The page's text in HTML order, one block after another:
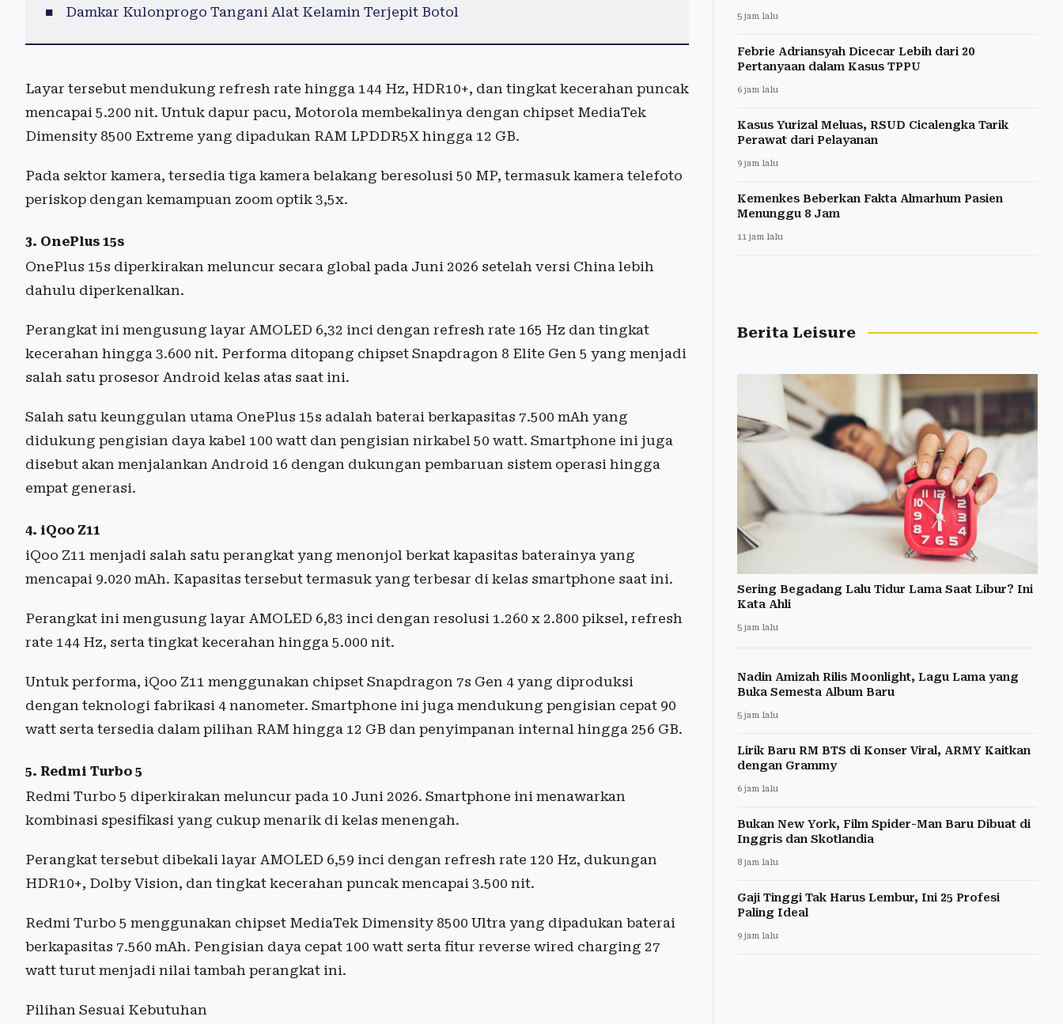
Damkar Kulonprogo Tangani Alat Kelamin Terjepit Botol
Layar tersebut mendukung refresh rate hingga 144 Hz, HDR10+, dan tingkat kecerahan puncak
mencapai 5.200 nit. Untuk dapur pacu, Motorola membekalinya dengan chipset MediaTek
Dimensity 8500 Extreme yang dipadukan RAM LPDDR5X hingga 12 GB.
Pada sektor kamera, tersedia tiga kamera belakang beresolusi 50 MP, termasuk kamera telefoto
periskop dengan kemampuan zoom optik 3,5x.
3. OnePlus 15s
OnePlus 15s diperkirakan meluncur secara global pada Juni 2026 setelah versi China lebih
dahulu diperkenalkan.
Perangkat ini mengusung layar AMOLED 6,32 inci dengan refresh rate 165 Hz dan tingkat
kecerahan hingga 3.600 nit. Performa ditopang chipset Snapdragon 8 Elite Gen 5 yang menjadi
salah satu prosesor Android kelas atas saat ini.
Salah satu keunggulan utama OnePlus 15s adalah baterai berkapasitas 7.500 mAh yang
didukung pengisian daya kabel 100 watt dan pengisian nirkabel 50 watt. Smartphone ini juga
disebut akan menjalankan Android 16 dengan dukungan pembaruan sistem operasi hingga
empat generasi.
4. iQoo Z11
iQoo Z11 menjadi salah satu perangkat yang menonjol berkat kapasitas baterainya yang
mencapai 9.020 mAh. Kapasitas tersebut termasuk yang terbesar di kelas smartphone saat ini.
Perangkat ini mengusung layar AMOLED 6,83 inci dengan resolusi 1.260 x 2.800 piksel, refresh
rate 144 Hz, serta tingkat kecerahan hingga 5.000 nit.
Untuk performa, iQoo Z11 menggunakan chipset Snapdragon 7s Gen 4 yang diproduksi
dengan teknologi fabrikasi 4 nanometer. Smartphone ini juga mendukung pengisian cepat 90
watt serta tersedia dalam pilihan RAM hingga 12 GB dan penyimpanan internal hingga 256 GB.
5. Redmi Turbo 5
Redmi Turbo 5 diperkirakan meluncur pada 10 Juni 2026. Smartphone ini menawarkan
kombinasi spesifikasi yang cukup menarik di kelas menengah.
Perangkat tersebut dibekali layar AMOLED 6,59 inci dengan refresh rate 120 Hz, dukungan
HDR10+, Dolby Vision, dan tingkat kecerahan puncak mencapai 3.500 nit.
Redmi Turbo 5 menggunakan chipset MediaTek Dimensity 8500 Ultra yang dipadukan baterai
berkapasitas 7.560 mAh. Pengisian daya cepat 100 watt serta fitur reverse wired charging 27
watt turut menjadi nilai tambah perangkat ini.
Pilihan Sesuai Kebutuhan
5 jam lalu
Febrie Adriansyah Dicecar Lebih dari 20
Pertanyaan dalam Kasus TPPU
6 jam lalu
Kasus Yurizal Meluas, RSUD Cicalengka Tarik
Perawat dari Pelayanan
9 jam lalu
Kemenkes Beberkan Fakta Almarhum Pasien
Menunggu 8 Jam
11 jam lalu
Berita Leisure
Sering Begadang Lalu Tidur Lama Saat Libur? Ini
Kata Ahli
5 jam lalu
Nadin Amizah Rilis Moonlight, Lagu Lama yang
Buka Semesta Album Baru
5 jam lalu
Lirik Baru RM BTS di Konser Viral, ARMY Kaitkan
dengan Grammy
6 jam lalu
Bukan New York, Film Spider-Man Baru Dibuat di
Inggris dan Skotlandia
8 jam lalu
Gaji Tinggi Tak Harus Lembur, Ini 25 Profesi
Paling Ideal
9 jam lalu